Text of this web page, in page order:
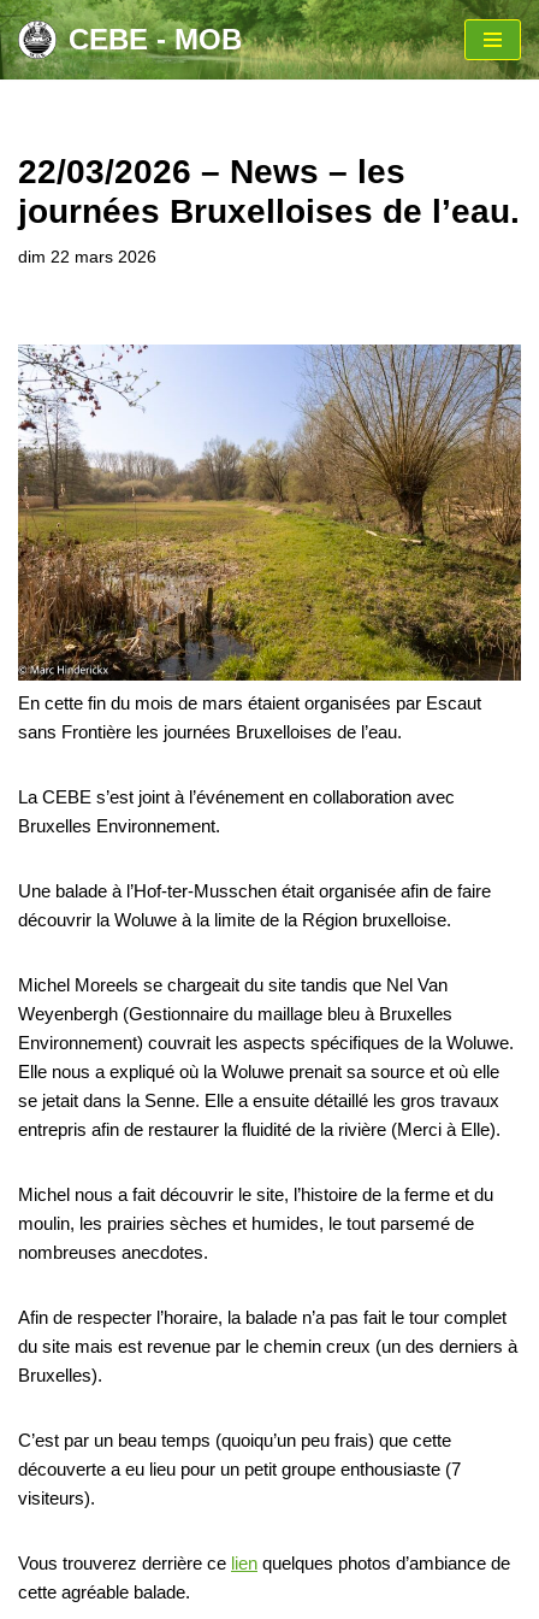
Aller
CEBE - MOB
22/03/2026 – News – les
journées Bruxelloises de l’eau.
dim 22 mars 2026
En cette fin du mois de mars étaient organisées par Escaut
sans Frontière les journées Bruxelloises de l’eau.
La CEBE s’est joint à l’événement en collaboration avec
Bruxelles Environnement.
Une balade à l’Hof-ter-Musschen était organisée afin de faire
découvrir la Woluwe à la limite de la Région bruxelloise.
Michel Moreels se chargeait du site tandis que Nel Van
Weyenbergh (Gestionnaire du maillage bleu à Bruxelles
Environnement) couvrait les aspects spécifiques de la Woluwe.
Elle nous a expliqué où la Woluwe prenait sa source et où elle
se jetait dans la Senne. Elle a ensuite détaillé les gros travaux
entrepris afin de restaurer la fluidité de la rivière (Merci à Elle).
Michel nous a fait découvrir le site, l’histoire de la ferme et du
moulin, les prairies sèches et humides, le tout parsemé de
nombreuses anecdotes.
Afin de respecter l’horaire, la balade n’a pas fait le tour complet
du site mais est revenue par le chemin creux (un des derniers à
Bruxelles).
C’est par un beau temps (quoiqu’un peu frais) que cette
découverte a eu lieu pour un petit groupe enthousiaste (7
visiteurs).
Vous trouverez derrière ce lien quelques photos d’ambiance de
cette agréable balade.